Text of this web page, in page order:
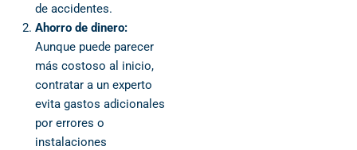
de accidentes.
Ahorro de dinero:
Aunque puede parecer
más costoso al inicio,
contratar a un experto
evita gastos adicionales
por errores o
instalaciones